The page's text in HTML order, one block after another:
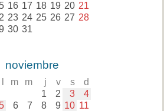
16 17 18 19 20 21
23 24 25 26 27 28
30 31
noviembre
m m j v s d
1 2 3 4
5 6 7 8 9 10 11